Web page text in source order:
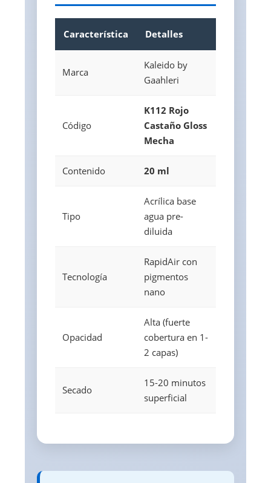
Característica Detalles
Marca
Kaleido by
Gaahleri
Código
K112 Rojo
Castaño Gloss
Mecha
Contenido 20 ml
Tipo
Acrílica base
agua pre-
diluida
Tecnología
RapidAir con
pigmentos
nano
Opacidad
Alta (fuerte
cobertura en 1-
2 capas)
Secado
15-20 minutos
superficial